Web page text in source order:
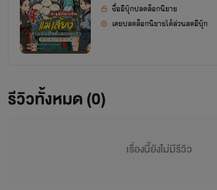
เผยแพร่อย่างเป็นทางการโดย OokbeeU และ China
เจ้าของลิขสิทธิ์ต้นฉบับ China Literature
ซื้ออีบุ๊กปลดล็อกนิยาย
เคยปลดล็อกนิยายได้ส่วนลดอีบุ๊ก
รีวิวทั้งหมด (0)
เรื่องนี้ยังไม่มีรีวิว